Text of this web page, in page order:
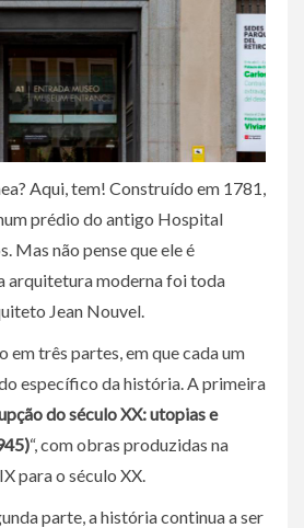
Aqui, tem! Construído em 1781,
prédio do antigo Hospital
Mas não pense que ele é
arquitetura moderna foi toda
Jean Nouvel.
em três partes, em que cada um
específico da história. A primeira
do século XX: utopias e
“, com obras produzidas na
para o século XX.
parte, a história continua a ser